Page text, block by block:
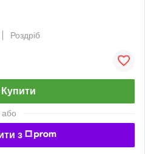
Роздріб
Купити
або
з